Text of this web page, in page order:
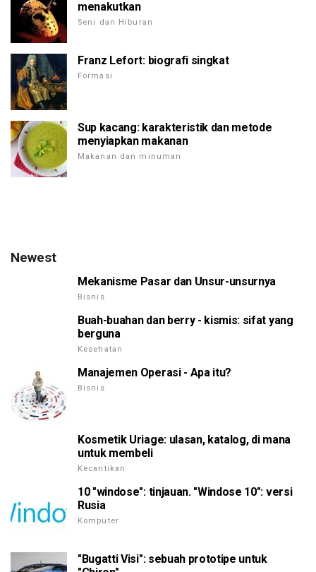
menakutkan
Seni dan Hiburan
Franz Lefort: biografi singkat
Formasi
Sup kacang: karakteristik dan metode
menyiapkan makanan
Makanan dan minuman
Newest
Mekanisme Pasar dan Unsur-unsurnya
Bisnis
Buah-buahan dan berry - kismis: sifat yang
berguna
Kesehatan
Manajemen Operasi - Apa itu?
Bisnis
Kosmetik Uriage: ulasan, katalog, di mana
untuk membeli
Kecantikan
10 "windose": tinjauan. "Windose 10": versi
Rusia
Komputer
"Bugatti Visi": sebuah prototipe untuk